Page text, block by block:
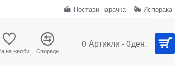
Постави нарачка Испорака
на желби Спореди
0 Артикли - 0ден.